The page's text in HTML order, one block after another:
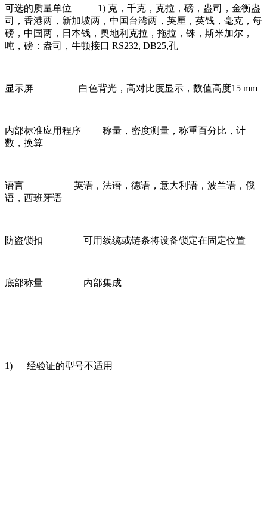
可选的质量单位 1) 克，千克，克拉，磅，盎司，金衡盎
司，香港两，新加坡两，中国台湾两，英厘，英钱，毫克，每
磅，中国两，日本钱，奥地利克拉，拖拉，铢，斯米加尔，
吨，磅：盎司，牛顿接口 RS232, DB25,孔
显示屏 白色背光，高对比度显示，数值高度15 mm
内部标准应用程序 称量，密度测量，称重百分比，计
数，换算
语言 英语，法语，德语，意大利语，波兰语，俄
语，西班牙语
防盗锁扣 可用线缆或链条将设备锁定在固定位置
底部称量 内部集成
1) 经验证的型号不适用